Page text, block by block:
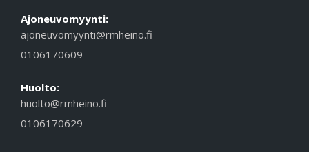
Ajoneuvomyynti:
ajoneuvomyynti@rmheino.fi
0106170609
Huolto:
huolto@rmheino.fi
0106170629